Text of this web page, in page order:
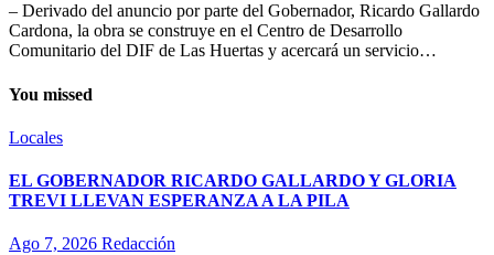
– Derivado del anuncio por parte del Gobernador, Ricardo Gallardo
Cardona, la obra se construye en el Centro de Desarrollo
Comunitario del DIF de Las Huertas y acercará un servicio…
You missed
Locales
EL GOBERNADOR RICARDO GALLARDO Y GLORIA
TREVI LLEVAN ESPERANZA A LA PILA
Ago 7, 2026 Redacción